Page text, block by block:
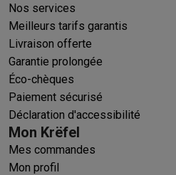
Nos services
Meilleurs tarifs garantis
Livraison offerte
Garantie prolongée
Éco-chèques
Paiement sécurisé
Déclaration d'accessibilité
Mon Krëfel
Mes commandes
Mon profil